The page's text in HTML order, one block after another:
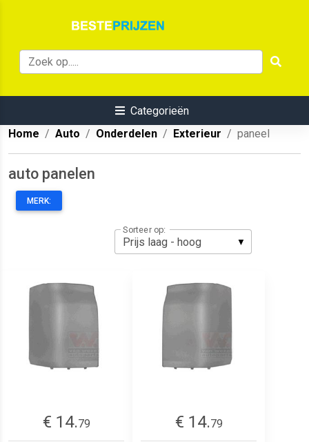
Categorieën
Home
Auto Onderdelen Exterieur paneel
auto panelen
MERK:
Sorteer op:
€ 14.79
€ 14.79